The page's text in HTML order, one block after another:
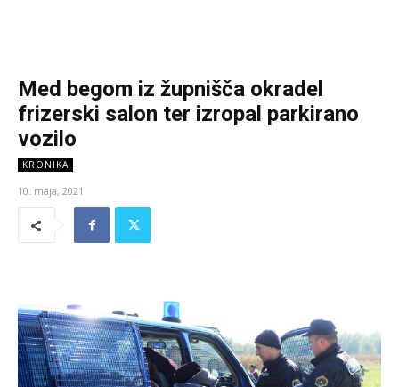
Med begom iz župnišča okradel
frizerski salon ter izropal parkirano
vozilo
KRONIKA
10. maja, 2021